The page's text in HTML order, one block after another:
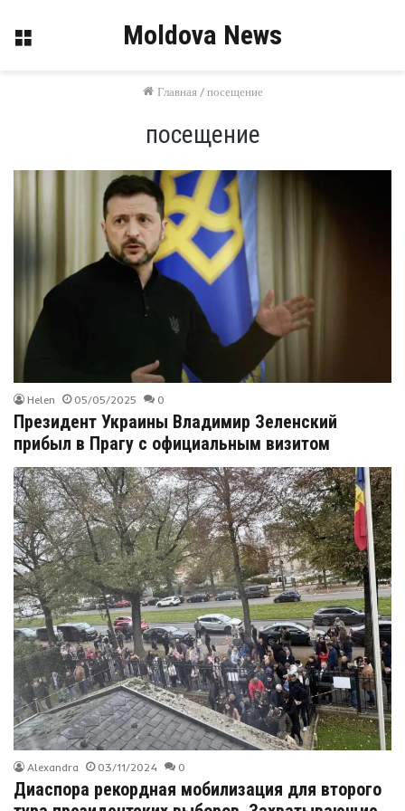
Меню Moldova News
Главная / посещение
посещение
Helen 05/05/2025 0
Президент Украины Владимир Зеленский
прибыл в Прагу с официальным визитом
Alexandra 03/11/2024 0
Диаспора рекордная мобилизация для второго